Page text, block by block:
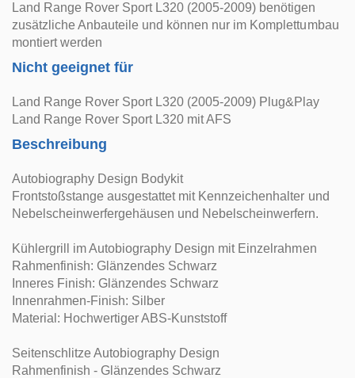
Land Range Rover Sport L320 (2005-2009) benötigen
zusätzliche Anbauteile und können nur im Komplettumbau
montiert werden
Nicht geeignet für
Land Range Rover Sport L320 (2005-2009) Plug&Play
Land Range Rover Sport L320 mit AFS
Beschreibung
Autobiography Design Bodykit
Frontstoßstange ausgestattet mit Kennzeichenhalter und
Nebelscheinwerfergehäusen und Nebelscheinwerfern.
Kühlergrill im Autobiography Design mit Einzelrahmen
Rahmenfinish: Glänzendes Schwarz
Inneres Finish: Glänzendes Schwarz
Innenrahmen-Finish: Silber
Material: Hochwertiger ABS-Kunststoff
Seitenschlitze Autobiography Design
Rahmenfinish - Glänzendes Schwarz